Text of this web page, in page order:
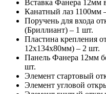
Вставка Фанера 12мм
Канатный лаз 1100мм
Поручень для входа
(Бриллиант) – 1 шт.
Пластина крепления
12х134х80мм) – 2 шт.
Панель Фанера 12мм
шт.
Элемент стартовый
Элемент угловой